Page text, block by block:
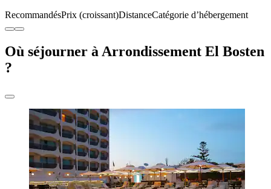
RecommandésPrix (croissant)DistanceCatégorie d’hébergement
Où séjourner à Arrondissement El Bosten
?